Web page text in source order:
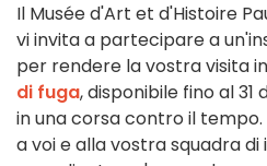
Il Musée d'Art et d'Histoire
vi invita a partecipare a
per rendere la vostra visita
di fuga, disponibile fino al
in una corsa contro il
a voi e alla vostra squadra